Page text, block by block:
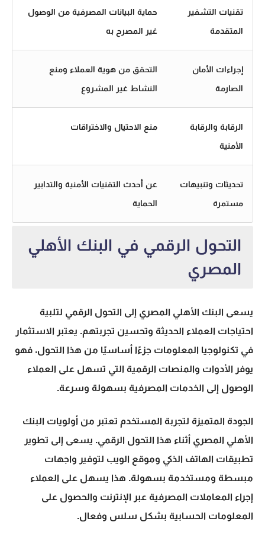
تقنيات التشفير
المتقدمة
حماية البيانات المصرفية من الوصول
غير المصرح به
إجراءات الأمان
الصارمة
التحقق من هوية العملاء ومنع
النشاط غير المشروع
الرقابة والرقابة
الأمنية
منع الاحتيال والاختراقات
تحديثات وتنبيهات
مستمرة
عن أحدث التقنيات الأمنية والتدابير
الحماية
التحول الرقمي في البنك الأهلي
المصري
يسعى البنك الأهلي المصري إلى التحول الرقمي لتلبية
احتياجات العملاء الحديثة وتحسين تجربتهم. يعتبر الاستثمار
في تكنولوجيا المعلومات جزءًا أساسيًا من هذا التحول، فهو
يوفر الأدوات والمنصات الرقمية التي تسهل على العملاء
الوصول إلى الخدمات المصرفية بسهولة وسرعة.
الجودة المتميزة لتجربة المستخدم تعتبر من أولويات البنك
الأهلي المصري أثناء هذا التحول الرقمي. يسعى إلى تطوير
تطبيقات الهاتف الذكي وموقع الويب لتوفير واجهات
مبسطة ومستخدمة بسهولة. هذا يسهل على العملاء
إجراء المعاملات المصرفية عبر الإنترنت والحصول على
المعلومات الحسابية بشكل سلس وفعال.